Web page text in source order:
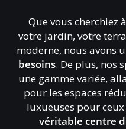
Que vous cherchiez
votre jardin, votre
moderne, nous avons
besoins. De plus, nos
une gamme variée,
pour les espaces
luxueuses pour
véritable centre